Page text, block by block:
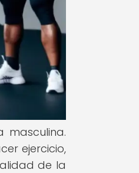
masculina.
ejercicio,
de la